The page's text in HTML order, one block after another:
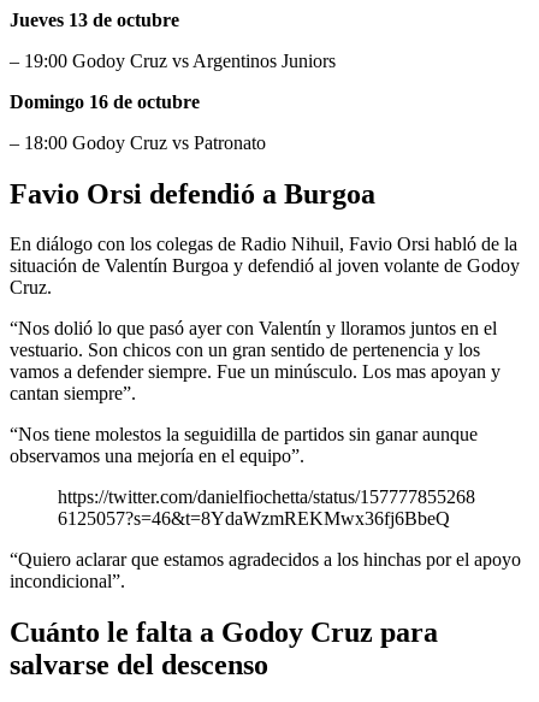
Jueves 13 de octubre
– 19:00 Godoy Cruz vs Argentinos Juniors
Domingo 16 de octubre
– 18:00 Godoy Cruz vs Patronato
Favio Orsi defendió a Burgoa
En diálogo con los colegas de Radio Nihuil, Favio Orsi habló de la
situación de Valentín Burgoa y defendió al joven volante de Godoy
Cruz.
“Nos dolió lo que pasó ayer con Valentín y lloramos juntos en el
vestuario. Son chicos con un gran sentido de pertenencia y los
vamos a defender siempre. Fue un minúsculo. Los mas apoyan y
cantan siempre”.
“Nos tiene molestos la seguidilla de partidos sin ganar aunque
observamos una mejoría en el equipo”.
https://twitter.com/danielfiochetta/status/157777855268
6125057?s=46&t=8YdaWzmREKMwx36fj6BbeQ
“Quiero aclarar que estamos agradecidos a los hinchas por el apoyo
incondicional”.
Cuánto le falta a Godoy Cruz para
salvarse del descenso